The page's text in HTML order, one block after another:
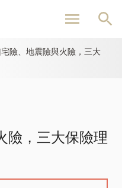
宅險、地震險與火險，三大
險，三大保險理